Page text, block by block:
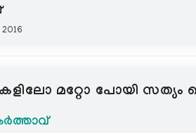
മറ്റോ പോയി സത്യം